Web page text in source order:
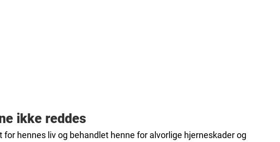
ikke reddes
for hennes liv og behandlet henne for alvorlige hjerneskader og